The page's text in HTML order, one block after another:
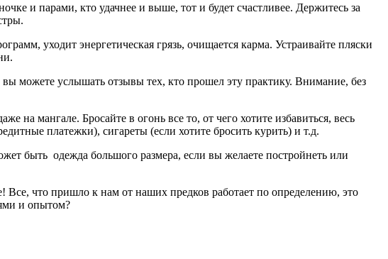
и парами, кто удачнее и выше, тот и будет счастливее. Держитесь за
уходит энергетическая грязь, очищается карма. Устраивайте пляски
можете услышать отзывы тех, кто прошел эту практику. Внимание, без
на мангале. Бросайте в огонь все то, от чего хотите избавиться, весь
платежки), сигареты (если хотите бросить курить) и т.д.
быть одежда большого размера, если вы желаете постройнеть или
Все, что пришло к нам от наших предков работает по определению, это
и опытом?